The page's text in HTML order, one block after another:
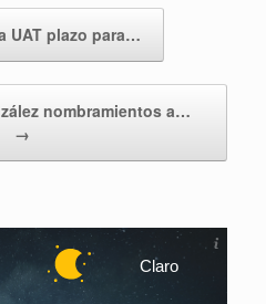
UAT plazo para…
nombramientos a…
→
Claro